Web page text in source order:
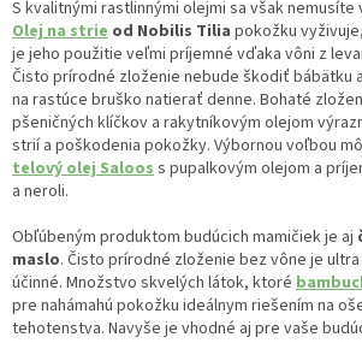
v
k
y
v
ý
p
i
s
S kvalitnými rastlinnými olejmi sa však
Olej na strie od Nobilis Tilia pokožku
je jeho použitie veľmi príjemné vďaka vôni z
Čisto prírodné zloženie nebude škodiť bábätku
na rastúce bruško natierať denne. Bohaté
pšeničných klíčkov a rakytníkovým olejom
strií a poškodenia pokožky. Výbornou voľbou
telový olej Salooss pupalkovým olejom a
a neroli.
Obľúbeným produktom budúcich mamičiek je aj
maslo. Čisto prírodné zloženie bez vône je
účinné. Množstvo skvelých látok, ktoré
pre nahámahú pokožku ideálnym riešením na
tehotenstva. Navyše je vhodné aj pre vaše